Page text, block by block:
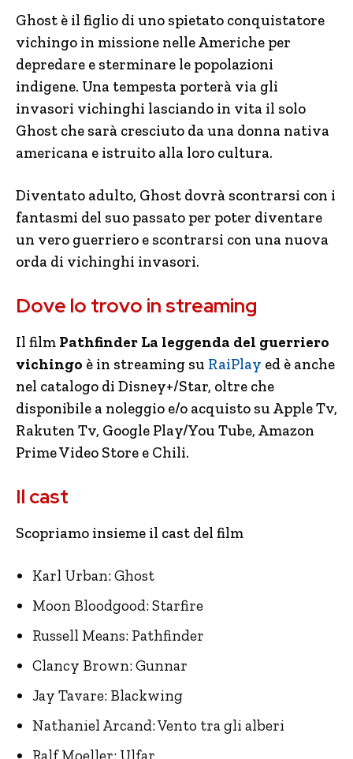
Ghost è il figlio di uno spietato conquistatore
vichingo in missione nelle Americhe per
depredare e sterminare le popolazioni
indigene. Una tempesta porterà via gli
invasori vichinghi lasciando in vita il solo
Ghost che sarà cresciuto da una donna nativa
americana e istruito alla loro cultura.
Diventato adulto, Ghost dovrà scontrarsi con i
fantasmi del suo passato per poter diventare
un vero guerriero e scontrarsi con una nuova
orda di vichinghi invasori.
Dove lo trovo in streaming
Il film Pathfinder La leggenda del guerriero
vichingo è in streaming su RaiPlay ed è anche
nel catalogo di Disney+/Star, oltre che
disponibile a noleggio e/o acquisto su Apple Tv,
Rakuten Tv, Google Play/You Tube, Amazon
Prime Video Store e Chili.
Il cast
Scopriamo insieme il cast del film
Karl Urban: Ghost
Moon Bloodgood: Starfire
Russell Means: Pathfinder
Clancy Brown: Gunnar
Jay Tavare: Blackwing
Nathaniel Arcand: Vento tra gli alberi